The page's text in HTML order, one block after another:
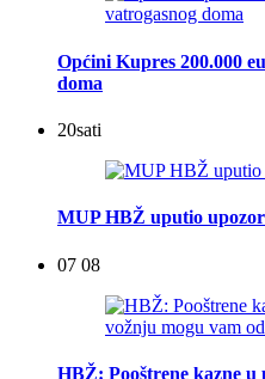
Općini Kupres 200.000
doma
20sati
MUP HBŽ uputio
07 08
HBŽ: Pooštrene kazne